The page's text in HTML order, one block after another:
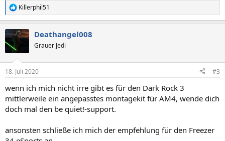
R
e
k
t
e
:
Killerphil51
Deathangel008
Grauer Jedi
18. Juli 2020 #3
wenn ich mich nicht irre gibt es für den Dark Rock 3
mittlerweile ein angepasstes montagekit für AM4, wende dich
doch mal den be quiet!-support.
ansonsten schließe ich mich der empfehlung für den Freezer